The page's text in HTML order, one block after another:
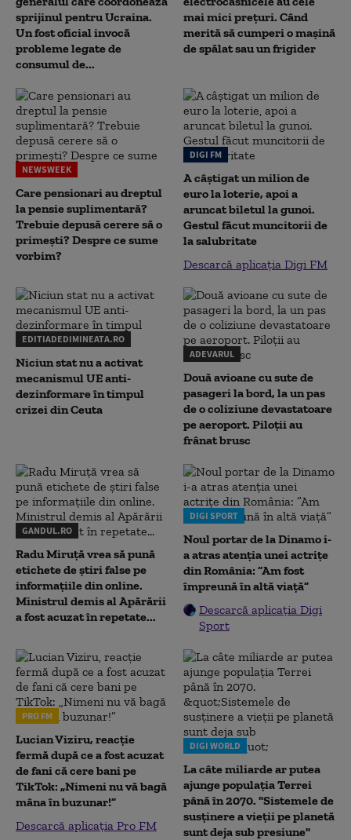
sprijinul pentru Ucraina.
Un fost oficial invocă
probleme legate de
consumul de...
mai mici prețuri. Când
merită să cumperi o mașină
de spălat sau un frigider
NEWSWEEK
Care pensionari au dreptul
la pensie suplimentară?
Trebuie depusă cerere să o
primești? Despre ce sume
vorbim?
DIGI FM
A câștigat un milion de
euro la loterie, apoi a
aruncat biletul la gunoi.
Gestul făcut muncitorii de
la salubritate
Descarcă aplicația Digi FM
EDITIADEDIMINEATA.RO
Niciun stat nu a activat
mecanismul UE anti-
dezinformare în timpul
crizei din Ceuta
ADEVARUL
Două avioane cu sute de
pasageri la bord, la un pas
de o coliziune devastatoare
pe aeroport. Piloții au
frânat brusc
GANDUL.RO
Radu Miruţă vrea să pună
etichete de știri false pe
informațiile din online.
Ministrul demis al Apărării
a fost acuzat în repetate...
DIGI SPORT
Noul portar de la Dinamo i-
a atras atenția unei actrițe
din România: ”Am fost
împreună în altă viață”
Descarcă aplicația Digi
Sport
PRO FM
Lucian Viziru, reacție
fermă după ce a fost acuzat
de fani că cere bani pe
TikTok: „Nimeni nu vă bagă
mâna în buzunar!”
Descarcă aplicația Pro FM
DIGI WORLD
La câte miliarde ar putea
ajunge populația Terrei
până în 2070. "Sistemele de
susținere a vieții pe planetă
sunt deja sub presiune"